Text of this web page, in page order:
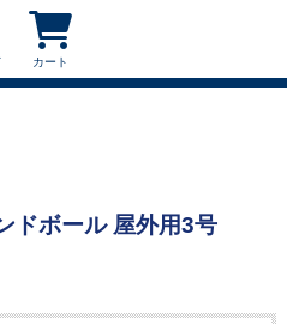
カート
ドボール 屋外用3号